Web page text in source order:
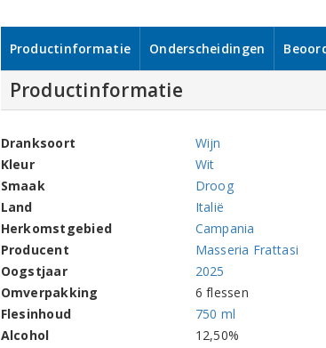
Productinformatie Onderscheidingen
Productinformatie
Dranksoort
Wijn
Kleur
Wit
Smaak
Droog
Land
Italië
Herkomstgebied
Campania
Producent
Masseria Frattasi
Oogstjaar
2025
Omverpakking
6 flessen
Flesinhoud
750 ml
Alcohol
12,50%